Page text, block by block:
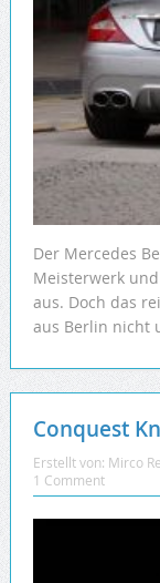
Der Mercedes
Meisterwerk
aus. Doch das
aus Berlin nicht
Conquest
Erstellt von: Mirco
1 Comment